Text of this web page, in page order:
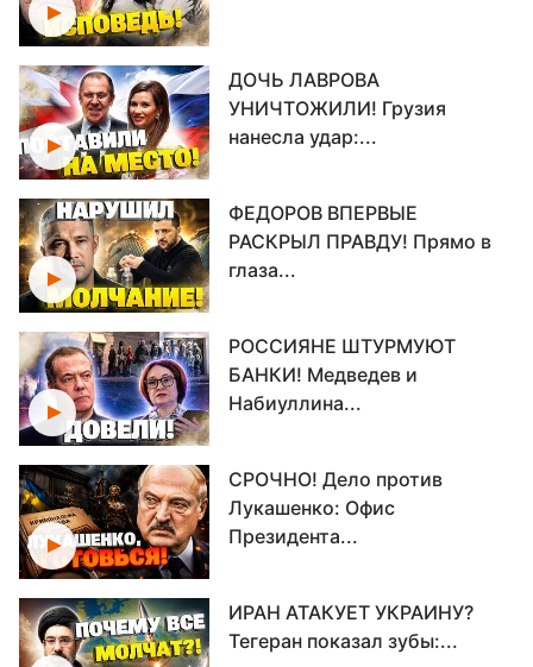
ДОЧЬ ЛАВРОВА
УНИЧТОЖИЛИ! Грузия
нанесла удар:...
ФЕДОРОВ ВПЕРВЫЕ
РАСКРЫЛ ПРАВДУ! Прямо в
глаза...
РОССИЯНЕ ШТУРМУЮТ
БАНКИ! Медведев и
Набиуллина...
СРОЧНО! Дело против
Лукашенко: Офис
Президента...
ИРАН АТАКУЕТ УКРАИНУ?
Тегеран показал зубы:...